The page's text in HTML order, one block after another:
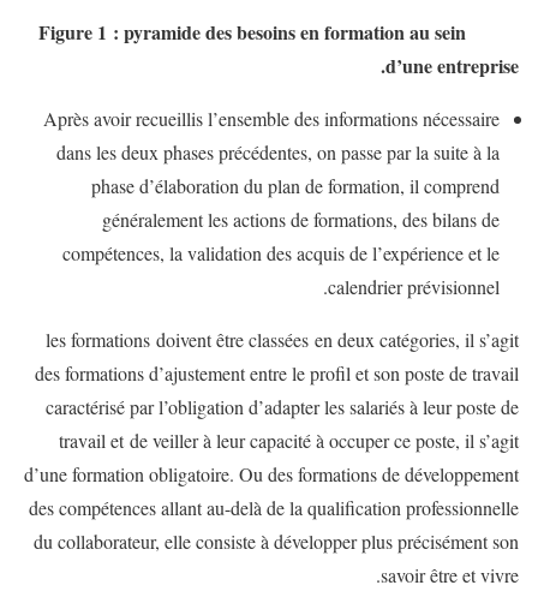
Figure 1 : pyramide des besoins en formation au sein
d’une entreprise.
Après avoir recueillis l’ensemble des informations nécessaire
dans les deux phases précédentes, on passe par la suite à la
phase d’élaboration du plan de formation, il comprend
généralement les actions de formations, des bilans de
compétences, la validation des acquis de l’expérience et le
calendrier prévisionnel.
les formations doivent être classées en deux catégories, il s’agit
des formations d’ajustement entre le profil et son poste de travail
caractérisé par l’obligation d’adapter les salariés à leur poste de
travail et de veiller à leur capacité à occuper ce poste, il s’agit
d’une formation obligatoire. Ou des formations de développement
des compétences allant au-delà de la qualification professionnelle
du collaborateur, elle consiste à développer plus précisément son
savoir être et vivre.